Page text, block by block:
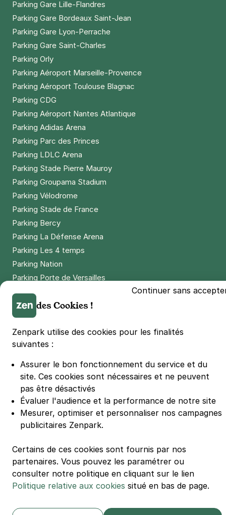
Parking Gare Lille-Flandres
Parking Gare Bordeaux Saint-Jean
Parking Gare Lyon-Perrache
Parking Gare Saint-Charles
Parking Orly
Parking Aéroport Marseille-Provence
Parking Aéroport Toulouse Blagnac
Parking CDG
Parking Aéroport Nantes Atlantique
Parking Adidas Arena
Parking Parc des Princes
Parking LDLC Arena
Parking Stade Pierre Mauroy
Parking Groupama Stadium
Parking Vélodrome
Parking Stade de France
Parking Bercy
Parking La Défense Arena
Parking Les 4 temps
Parking Nation
Parking Porte de Versailles
Parking Lille Grand Palais
Parking Euralille
Parking Casino Barrière Lille
#SeDéplacerMoinsPolluer
© Zenpark 2012 - 2026 - Tous droits réservés - Fabriqué avec soin à
Rennes et Paris
Continuer sans
des Cookies !
Zenpark utilise des cookies pour les finalités
suivantes :
Assurer le bon fonctionnement du service et du
site. Ces cookies sont nécessaires et ne peuvent
pas être désactivés
Évaluer l'audience et la performance de notre site
Mesurer, optimiser et personnaliser nos campagnes
publicitaires Zenpark.
Certains de ces cookies sont fournis par nos
partenaires. Vous pouvez les paramétrer ou
consulter notre politique en cliquant sur le lien
Politique relative aux cookies situé en bas de page.